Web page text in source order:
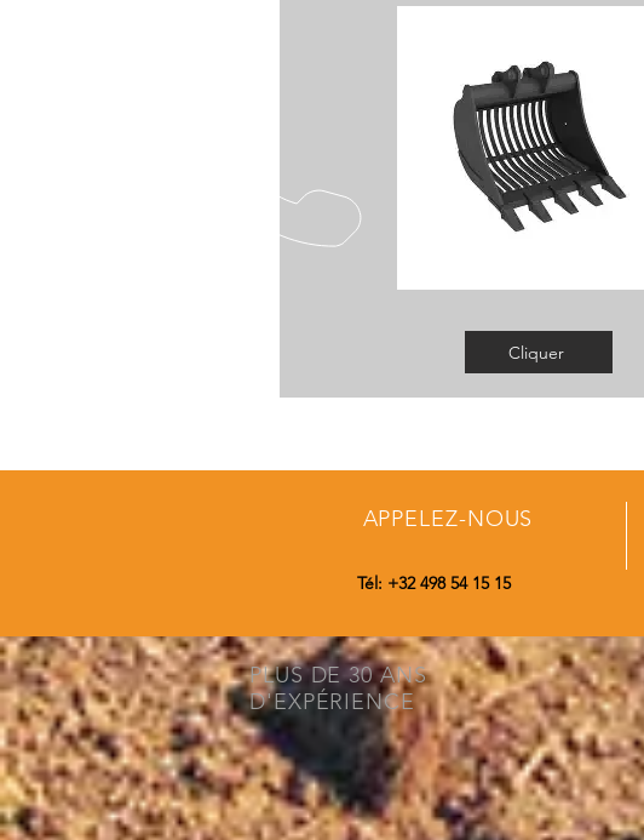
Cliquer
APPELEZ-NOUS
Tél: +32 498 54 15 15
PLUS DE 30 ANS
D'EXPÉRIENCE